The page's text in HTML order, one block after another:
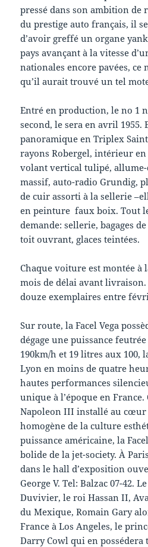
pressé dans son ambition
du prestige auto français, il
d’avoir greffé un organe
pays avançant à la vitesse
nationales encore pavées, ce
qu’il aurait trouvé un tel
Entré en production, le no 1
second, le sera en avril 1955.
panoramique en Triplex
rayons Robergel, intérieur
volant vertical tulipé,
massif, auto-radio Grundig,
de cuir assorti à la sellerie
en peinture faux boix. Tout
demande: sellerie, bagages
toit ouvrant, glaces teintées.
Chaque voiture est montée
mois de délai avant livraison.
douze exemplaires entre
Sur route, la Facel Vega
dégage une puissance
190km/h et 19 litres aux 100,
Lyon en moins de quatre
hautes performances
unique à l’époque en
Napoleon III installé au cœur
homogène de la culture
puissance américaine, la
bolide de la jet-society. À
dans le hall d’exposition
George V. Tel: Balzac 07-42.
Duvivier, le roi Hassan II,
du Mexique, Romain Gary
France à Los Angeles, le
Darry Cowl qui en